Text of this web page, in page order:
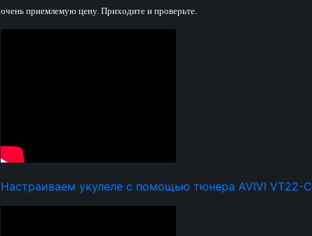
очень приемлемую цену. Приходите и проверьте.
Настраиваем укулеле с помощью тюнера AVIVI VT22-C